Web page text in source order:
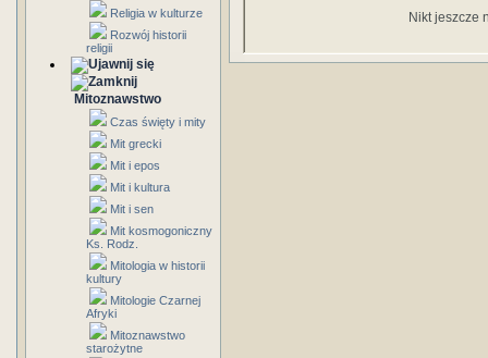
Religia w kulturze
Rozwój historii
religii
Mitoznawstwo
Czas święty i mity
Mit grecki
Mit i epos
Mit i kultura
Mit i sen
Mit kosmogoniczny
Ks. Rodz.
Mitologia w historii
kultury
Mitologie Czarnej
Afryki
Mitoznawstwo
starożytne
Nikt jeszcze